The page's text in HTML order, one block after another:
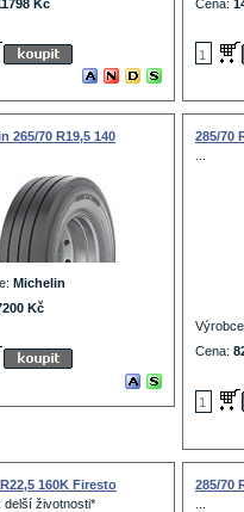
Kč
Cena:
265/70 R19,5 140
Michelin
Kč
285/70
Cena:
160K Firesto
delší životnosti*
285/70